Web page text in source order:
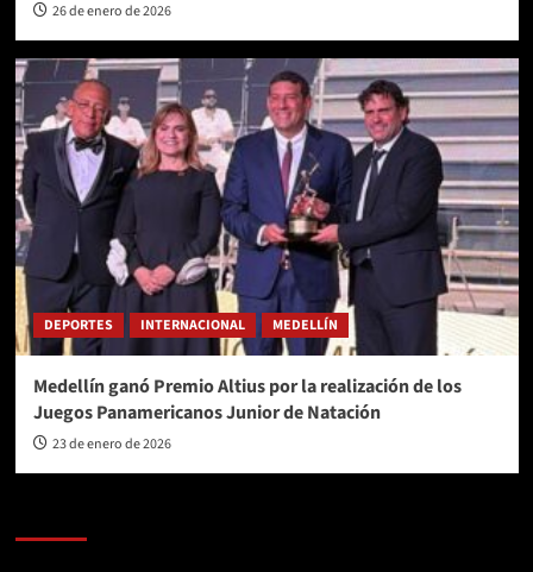
26 de enero de 2026
DEPORTES INTERNACIONAL MEDELLÍN
Medellín ganó Premio Altius por la realización de los
Juegos Panamericanos Junior de Natación
23 de enero de 2026